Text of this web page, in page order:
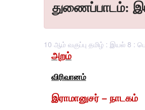
துணைப்பாடம்:
10 ஆம் வகுப்பு தமிழ் : இயல் 8 :
அறம்
விரிவானம்
இராமானுசர் – நாடகம்